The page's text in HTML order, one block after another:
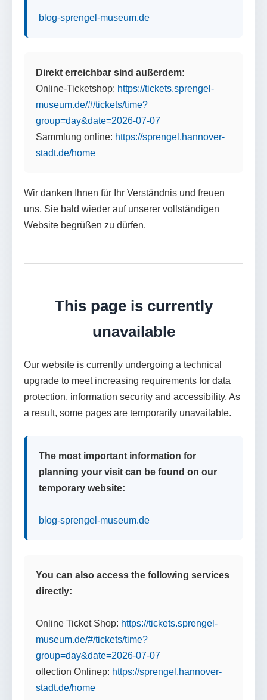
blog-sprengel-museum.de
Direkt erreichbar sind außerdem:
Online-Ticketshop: https://tickets.sprengel-
museum.de/#/tickets/time?
group=day&date=2026-07-07
Sammlung online: https://sprengel.hannover-
stadt.de/home
Wir danken Ihnen für Ihr Verständnis und freuen
uns, Sie bald wieder auf unserer vollständigen
Website begrüßen zu dürfen.
This page is currently
unavailable
Our website is currently undergoing a technical
upgrade to meet increasing requirements for data
protection, information security and accessibility. As
a result, some pages are temporarily unavailable.
The most important information for
planning your visit can be found on our
temporary website:
blog-sprengel-museum.de
You can also access the following services
directly:
Online Ticket Shop: https://tickets.sprengel-
museum.de/#/tickets/time?
group=day&date=2026-07-07
ollection Onlinep: https://sprengel.hannover-
stadt.de/home